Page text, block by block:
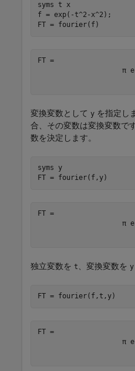
syms t
x
f = exp(-t^2-x^2);
FT = fourier(f)
π e
変換変数として y を指定し
合、その変数は変換変数です
数を決定します。
syms
y
FT = fourier(f,y)
π e
独立変数を t 、変換変数を y
FT = fourier(f,t,y)
π e